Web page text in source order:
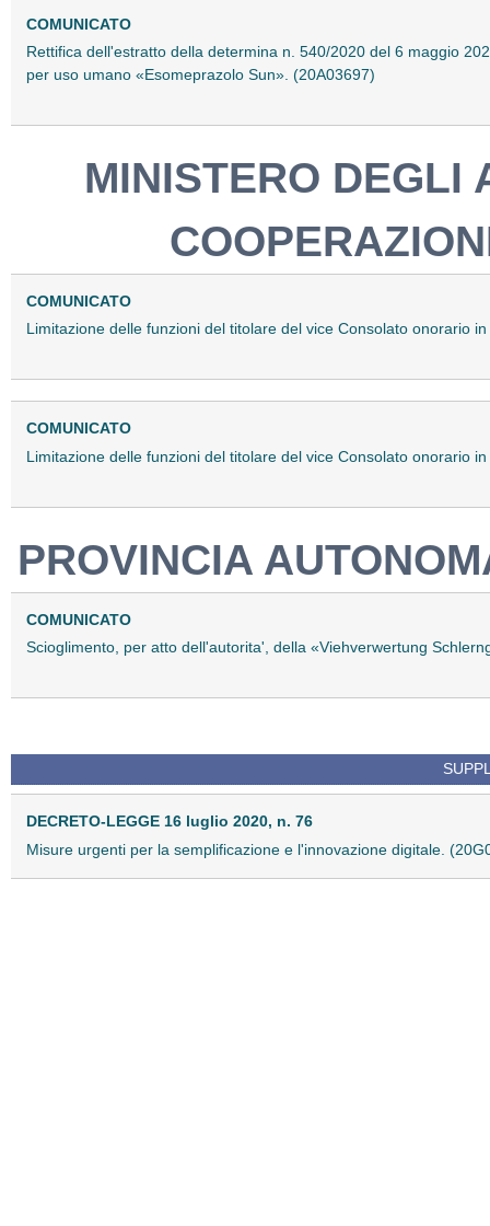
COMUNICATO
Rettifica dell'estratto della determina n. 540/2020 del 6 maggio
per uso umano «Esomeprazolo Sun». (20A03697)
MINISTERO DEGLI
COMUNICATO
Limitazione delle funzioni del titolare del vice Consolato onorario
COMUNICATO
Limitazione delle funzioni del titolare del vice Consolato onorario
PROVINCIA
COMUNICATO
Scioglimento, per atto dell'autorita', della «Viehverwertung
DECRETO-LEGGE 16 luglio 2020, n. 76
Misure urgenti per la semplificazione e l'innovazione digitale.